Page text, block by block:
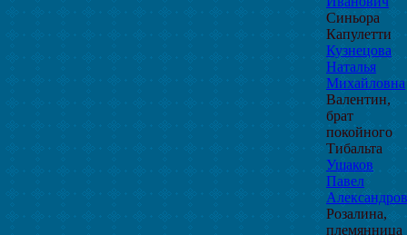
Синьора
Капулетти
Кузнецова
Наталья
Михайловна
Валентин,
брат
покойного
Тибальта
Ушаков
Павел
Розалина,
племянница